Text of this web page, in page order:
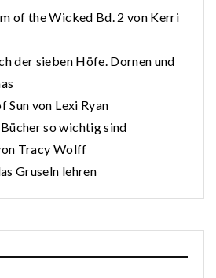
of the Wicked Bd. 2 von Kerri
der sieben Höfe. Dornen und
Sun von Lexi Ryan
so wichtig sind
Tracy Wolff
Gruseln lehren